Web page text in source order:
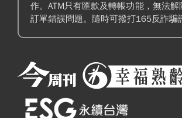
作。ATM只有匯款及轉帳功能，無法
訂單錯誤問題。隨時可撥打165反詐騙